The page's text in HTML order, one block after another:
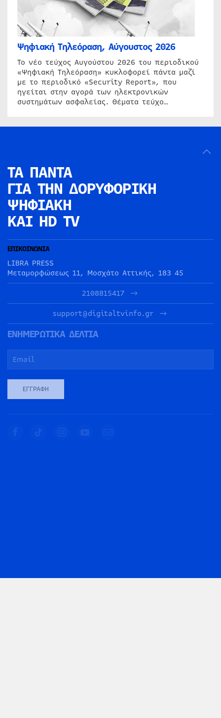
Ψηφιακή Τηλεόραση, Αύγουστος 2026
Το νέο τεύχος Αυγούστου 2026 του περιοδικού
«Ψηφιακή Τηλεόραση» κυκλοφορεί πάντα μαζί
με το περιοδικό «Security Report», που
ηγείται στην αγορά των ηλεκτρονικών
συστημάτων ασφαλείας. Θέματα τεύχο…
ΤΑ ΠΑΝΤΑ
ΓΙΑ ΤΗΝ ΔΟΡΥΦΟΡΙΚΗ
ΨΗΦΙΑΚΗ
ΚΑΙ HD TV
ΕΠΙΚΟΙΝΩΝΙΑ
LIBRA PRESS
Μεταμορφώσεως 11, Μοσχάτο Αττικής, 183 45
2108815417
support@digitaltvinfo.gr
ΕΝΗΜΕΡΩΤΙΚΑ ΔΕΛΤΙΑ
ΕΓΓΡΑΦΉ